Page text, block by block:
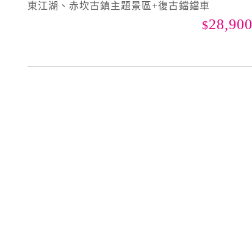
東江湖、赤坎古鎮主題景區+復古鐺鐺車
28,900